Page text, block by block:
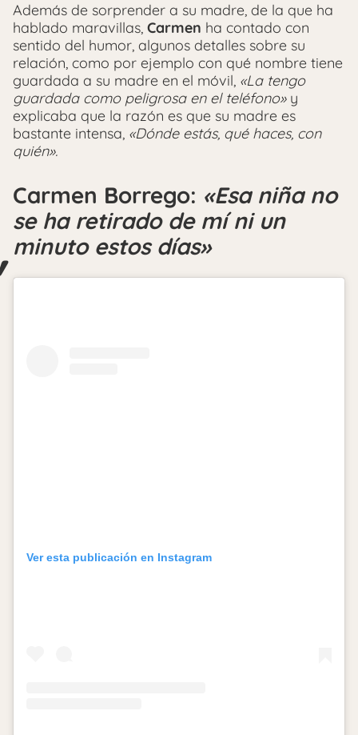
Además de sorprender a su madre, de la que ha
hablado maravillas, Carmen ha contado con
sentido del humor, algunos detalles sobre su
relación, como por ejemplo con qué nombre tiene
guardada a su madre en el móvil, «La tengo
guardada como peligrosa en el teléfono» y
explicaba que la razón es que su madre es
bastante intensa, «Dónde estás, qué haces, con
quién».
Carmen Borrego: «Esa niña no
se ha retirado de mí ni un
minuto estos días»
Ver esta publicación en Instagram